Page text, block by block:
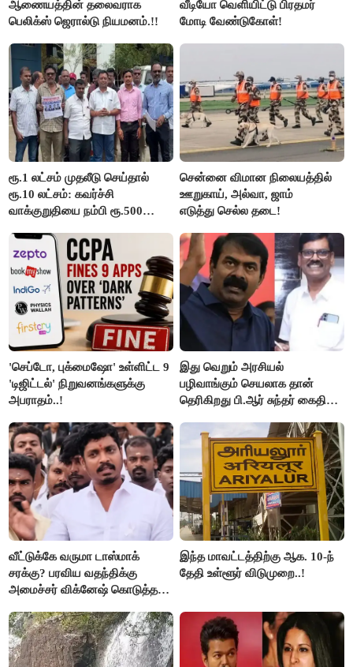
ஆணையத்தின் தலைவராக
பெலிக்ஸ் ஜெரால்டு நியமனம்.!!
வீடியோ வெளியிட்டு பிரதமர்
மோடி வேண்டுகோள்!
ரூ.1 லட்சம் முதலீடு செய்தால்
ரூ.10 லட்சம்: கவர்ச்சி
வாக்குறுதியை நம்பி ரூ.500
மக்கள்!
சென்னை விமான நிலையத்தில்
ஊறுகாய், அல்வா, ஜாம்
எடுத்து செல்ல தடை!
'செப்டோ, புக்மைஷோ' உள்ளிட்ட 9
'டிஜிட்டல்' நிறுவனங்களுக்கு
அபராதம்..!
இது வெறும் அரசியல்
பழிவாங்கும் செயலாக தான்
தெரிகிறது பி.ஆர் சுந்தர் கைதிற்கு
வீட்டுக்கே வருமா டாஸ்மாக்
சரக்கு? பரவிய வதந்திக்கு
அமைச்சர் விக்னேஷ் கொடுத்த
இந்த மாவட்டத்திற்கு ஆக. 10-ந்
தேதி உள்ளூர் விடுமுறை..!